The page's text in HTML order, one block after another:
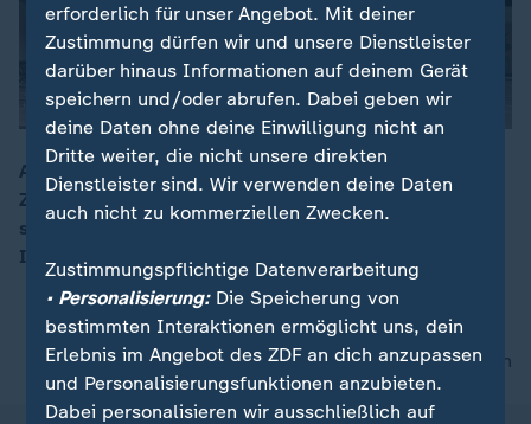
00:16
An einigen deutschen Kliniken läuft aktuell eine
Zulassungsstudie zu einer Impfstofftherapie gegen
schwarzen Hautkrebs. Wie bahnbrechend wäre dieser
Impfstoff und was ist zu erwarten?
nach oben
erforderlich für unser Angebot. Mit deiner
Zustimmung dürfen wir und unsere Dienstleister
darüber hinaus Informationen auf deinem Gerät
speichern und/oder abrufen. Dabei geben wir
deine Daten ohne deine Einwilligung nicht an
Dritte weiter, die nicht unsere direkten
Dienstleister sind. Wir verwenden deine Daten
auch nicht zu kommerziellen Zwecken.
Zustimmungspflichtige Datenverarbeitung
• Personalisierung:Die Speicherung von
bestimmten Interaktionen ermöglicht uns, dein
Erlebnis im Angebot des ZDF an dich anzupassen
und Personalisierungsfunktionen anzubieten.
Dabei personalisieren wir ausschließlich auf